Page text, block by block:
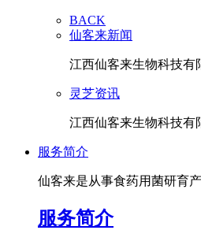
BACK
仙客来新闻
江西仙客来生物科技有
灵芝资讯
江西仙客来生物科技有
服务简介
仙客来是从事食药用菌研育
服务简介